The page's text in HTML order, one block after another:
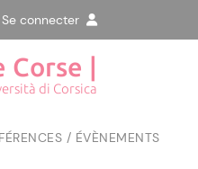
connecter
Corse |
di Corsica
/ ÉVÈNEMENTS